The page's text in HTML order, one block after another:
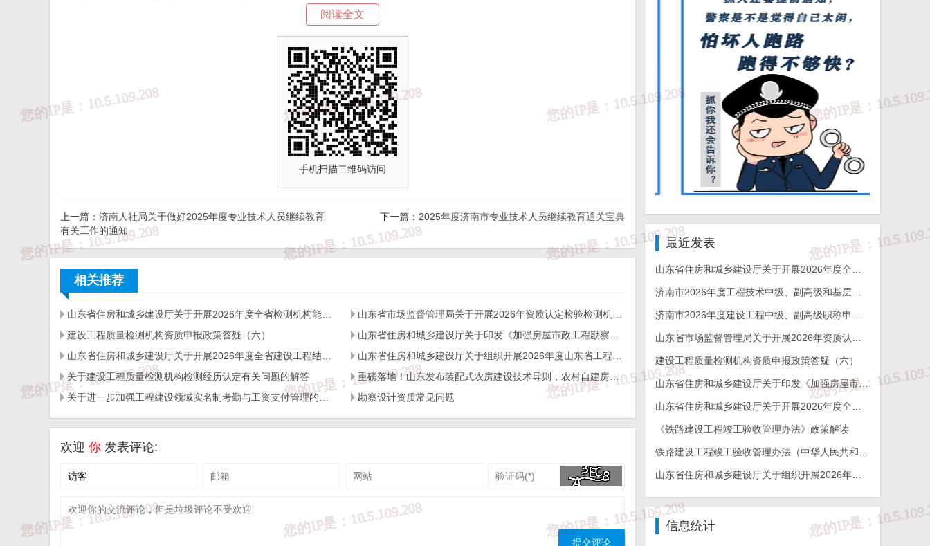
联系电话：0531—51705641、51705661，邮箱：sjwzac@jn.shandong.cn，通讯地址：济南市龙鼎大道1号龙奥大厦F432。
2025年度济南市房屋建筑工程工法名单.xlsx
2.2025年度济南市房屋建筑工程典型工法名单.xlsx
来源：济南市住建局
免 责 告 知
一、本站发布的内容（包括原创及转载自互联网的文字，图片等资料）版权归作者所有，本站仅供大家学习与参考，请勿使用
于商业用途。如需作商业用途，请与原作者联系。如未经作者同意，用作商业用途或匿名转载，产生的一切后果将由您自己承
担!作者有权利追究侵权者法律责任；
二、著作权人发现本站有侵害其合法权益的内容或作品，请及时联系我们给出内容所在的网址，并提供相关证明资料，在收到
相关投诉后，我们会第一时间给予处理；
三、本站发布的软件仅提供给大家学习测试，请诸位用户使用正版软件，不得商用；
四、本站的文字及图片资料允许您复制、转载和传播，转载时请您务必先跟我们联系并注明来源；
五、免责声明方:而立居（2li.xyz）、济南工程（微信公众号jngc2018）;
六、联系方式：☎19228663320 或者发邮件至 c@2li.xyz
七、补充：而立声明、服务协议、隐私政策、侵删联系。
阅读全文
手机扫描二维码访问
上一篇： 济南人社局关于做好2025年度专业技术人员继续教育
有关工作的通知
下一篇： 2025年度济南市专业技术人员继续教育通关宝典
相关推荐
山东省市场监督管理局关于开展2026年资质认定检验检测机构能力验证工作的通知
建设工程质量检测机构资质申报政策答疑（六）
关于建设工程质量检测机构检测经历认定有关问题的解答
重磅落地！山东发布装配式农房建设技术导则，农村自建房迎来标准化新时代
勘察设计资质常见问题
欢迎 你 发表评论:
最近发表
济南市2026年度工程技术中级、副高级和基层工程技术高级职称申报评审的通知
建设工程质量检测机构资质申报政策答疑（六）
山东省住房和城乡建设厅关于印发《加强房屋市政工程勘察全链条管理实施方案》的通知
《铁路建设工程竣工验收管理办法》政策解读
山东省住房和城乡建设厅关于组织开展2026年度山东省工程建设泰山杯奖申报工作的通知
信息统计